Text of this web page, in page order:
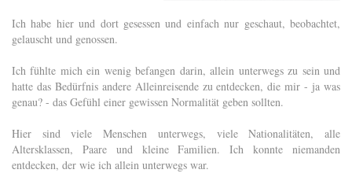
Ich habe hier und dort gesessen und einfach nur geschaut, beobachtet,
gelauscht und genossen.
Ich fühlte mich ein wenig befangen darin, allein unterwegs zu sein und
hatte das Bedürfnis andere Alleinreisende zu entdecken, die mir - ja was
genau? - das Gefühl einer gewissen Normalität geben sollten.
Hier sind viele Menschen unterwegs, viele Nationalitäten, alle
Altersklassen, Paare und kleine Familien. Ich konnte niemanden
entdecken, der wie ich allein unterwegs war.